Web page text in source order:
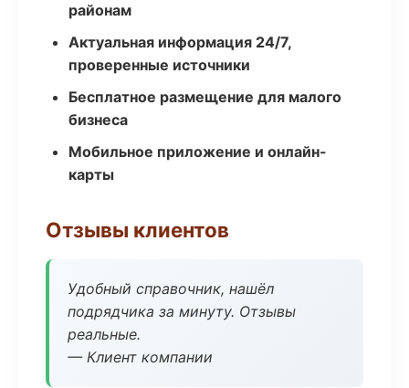
районам
Актуальная информация 24/7,
проверенные источники
Бесплатное размещение для малого
бизнеса
Мобильное приложение и онлайн-
карты
Отзывы клиентов
Удобный справочник, нашёл
подрядчика за минуту. Отзывы
реальные.
— Клиент компании